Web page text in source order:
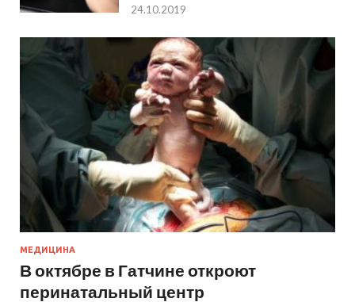
24.10.2019
МЕДИЦИНА
В октябре в Гатчине откроют
перинатальный центр